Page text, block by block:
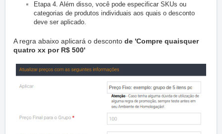
Etapa 4. Além disso, você pode especificar SKUs ou
categorias de produtos individuais aos quais o desconto
deve ser aplicado.
A regra abaixo aplicará o desconto de 'Compre quaisquer
quatro xx por R$ 500'